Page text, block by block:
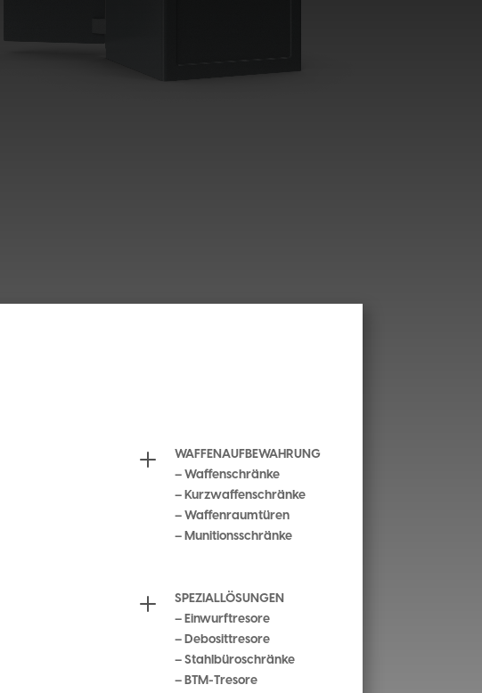
L
WAFFENAUFBEWAHRUNG
– Waffenschränke
– Kurzwaffenschränke
– Waffenraumtüren
– Munitionsschränke
L
SPEZIALLÖSUNGEN
– Einwurftresore
– Debosittresore
– Stahlbüroschränke
– BTM-Tresore